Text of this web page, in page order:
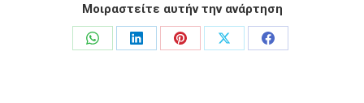
Μοιραστείτε αυτήν την ανάρτηση
Share
Share
Share
Share
Share